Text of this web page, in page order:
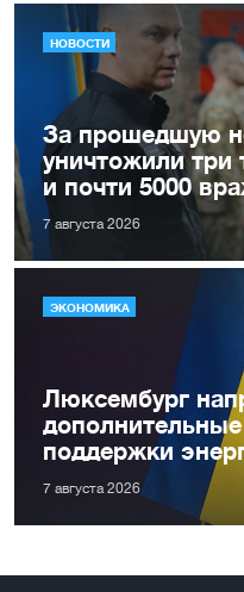
НОВОСТИ
За прошедшую
уничтожили три
и почти 5000
7 августа 2026
ЭКОНОМИКА
Люксембург
поддержки
7 августа 2026